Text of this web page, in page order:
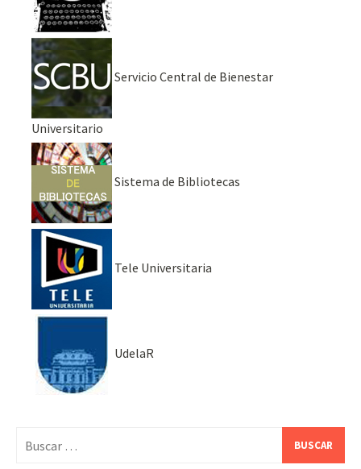
Servicio Central de Bienestar
Universitario
Sistema de Bibliotecas
Tele Universitaria
UdelaR